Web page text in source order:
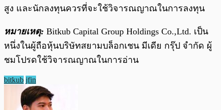
สูง และนักลงทุนควรที่จะใช้วิจารณญาณในการลงทุน
หมายเหตุ: Bitkub Capital Group Holdings Co.,Ltd. เป็น
หนึ่งในผู้ถือหุ้นบริษัทสยามบล็อกเชน มีเดีย กรุ๊ป จำกัด ผู้
ชมโปรดใช้วิจารณญาณในการอ่าน
bitkub jfin